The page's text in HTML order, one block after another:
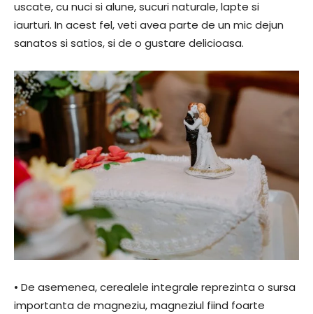
uscate, cu nuci si alune, sucuri naturale, lapte si
iaurturi. In acest fel, veti avea parte de un mic dejun
sanatos si satios, si de o gustare delicioasa.
• De asemenea, cerealele integrale reprezinta o sursa
importanta de magneziu, magneziul fiind foarte